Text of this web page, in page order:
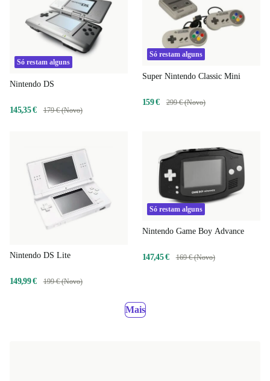
Só restam alguns
Nintendo DS
145,35 € 179 € (Novo)
Só restam alguns
Super Nintendo Classic Mini
159 € 299 € (Novo)
Nintendo DS Lite
149,99 € 199 € (Novo)
Só restam alguns
Nintendo Game Boy Advance
147,45 € 169 € (Novo)
Mais